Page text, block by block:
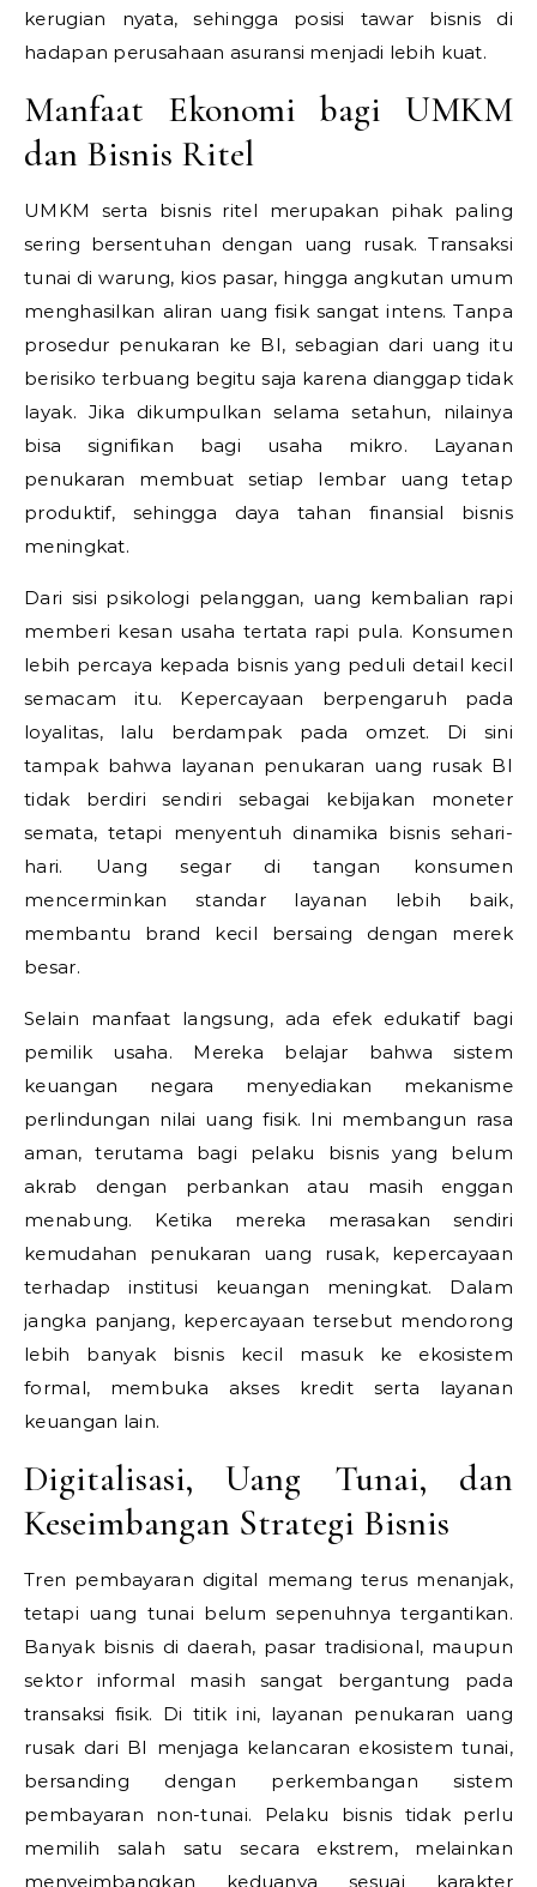
kerugian nyata, sehingga posisi tawar bisnis di
hadapan perusahaan asuransi menjadi lebih kuat.
Manfaat Ekonomi bagi UMKM
dan Bisnis Ritel
UMKM serta bisnis ritel merupakan pihak paling
sering bersentuhan dengan uang rusak. Transaksi
tunai di warung, kios pasar, hingga angkutan umum
menghasilkan aliran uang fisik sangat intens. Tanpa
prosedur penukaran ke BI, sebagian dari uang itu
berisiko terbuang begitu saja karena dianggap tidak
layak. Jika dikumpulkan selama setahun, nilainya
bisa signifikan bagi usaha mikro. Layanan
penukaran membuat setiap lembar uang tetap
produktif, sehingga daya tahan finansial bisnis
meningkat.
Dari sisi psikologi pelanggan, uang kembalian rapi
memberi kesan usaha tertata rapi pula. Konsumen
lebih percaya kepada bisnis yang peduli detail kecil
semacam itu. Kepercayaan berpengaruh pada
loyalitas, lalu berdampak pada omzet. Di sini
tampak bahwa layanan penukaran uang rusak BI
tidak berdiri sendiri sebagai kebijakan moneter
semata, tetapi menyentuh dinamika bisnis sehari-
hari. Uang segar di tangan konsumen
mencerminkan standar layanan lebih baik,
membantu brand kecil bersaing dengan merek
besar.
Selain manfaat langsung, ada efek edukatif bagi
pemilik usaha. Mereka belajar bahwa sistem
keuangan negara menyediakan mekanisme
perlindungan nilai uang fisik. Ini membangun rasa
aman, terutama bagi pelaku bisnis yang belum
akrab dengan perbankan atau masih enggan
menabung. Ketika mereka merasakan sendiri
kemudahan penukaran uang rusak, kepercayaan
terhadap institusi keuangan meningkat. Dalam
jangka panjang, kepercayaan tersebut mendorong
lebih banyak bisnis kecil masuk ke ekosistem
formal, membuka akses kredit serta layanan
keuangan lain.
Digitalisasi, Uang Tunai, dan
Keseimbangan Strategi Bisnis
Tren pembayaran digital memang terus menanjak,
tetapi uang tunai belum sepenuhnya tergantikan.
Banyak bisnis di daerah, pasar tradisional, maupun
sektor informal masih sangat bergantung pada
transaksi fisik. Di titik ini, layanan penukaran uang
rusak dari BI menjaga kelancaran ekosistem tunai,
bersanding dengan perkembangan sistem
pembayaran non-tunai. Pelaku bisnis tidak perlu
memilih salah satu secara ekstrem, melainkan
menyeimbangkan keduanya sesuai karakter